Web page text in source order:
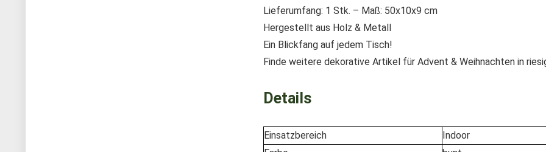
Lieferumfang: 1 Stk. – Maß: 50x10x9 cm
Hergestellt aus Holz & Metall
Ein Blickfang auf jedem Tisch!
Finde weitere dekorative Artikel für Advent & Weihnachten in
Details
Einsatzbereich
Indoor